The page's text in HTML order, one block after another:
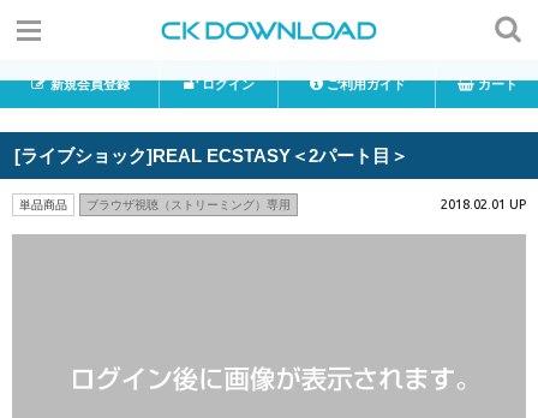
新規会員登録 ログイン ご利用ガイド カート
[ライブショック]REAL ECSTASY＜2パート目＞
単品商品 ブラウザ視聴（ストリーミング）専用 2018.02.01 UP